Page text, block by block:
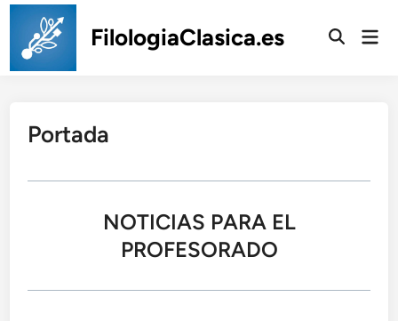
Saltar
contenido
FilologiaClasica.es
Portada
NOTICIAS PARA EL
PROFESORADO